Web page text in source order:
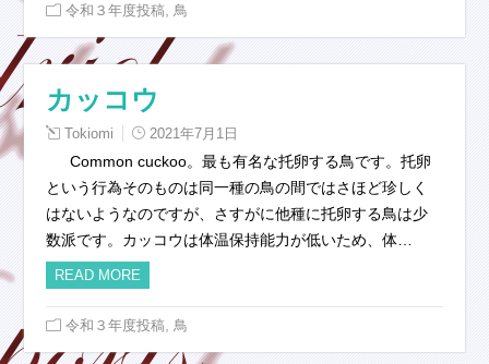
令和３年度投稿 鳥
カッコウ
Tokiomi 2021年7月1日
Common cuckoo。最も有名な托卵する鳥です。托卵
という行為そのものは同一種の鳥の間ではさほど珍しく
はないようなのですが、さすがに他種に托卵する鳥は少
数派です。カッコウは体温保持能力が低いため、体…
READ MORE
令和３年度投稿 鳥